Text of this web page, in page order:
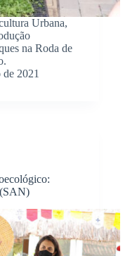
Urbana,
na Roda de
2021